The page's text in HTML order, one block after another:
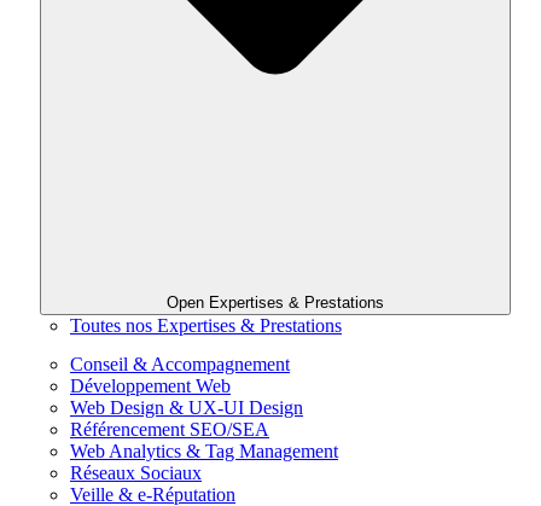
Open Expertises & Prestations
Toutes nos Expertises & Prestations
Conseil & Accompagnement
Développement Web
Web Design & UX-UI Design
Référencement SEO/SEA
Web Analytics & Tag Management
Réseaux Sociaux
Veille & e-Réputation